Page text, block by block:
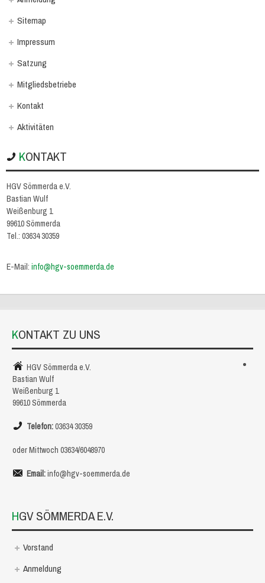
Sitemap
Impressum
Satzung
Mitgliedsbetriebe
Kontakt
Aktivitäten
KONTAKT
HGV Sömmerda e.V.
Bastian Wulf
Weißenburg 1
99610 Sömmerda
Tel.: 03634 30359
E-Mail: info@hgv-soemmerda.de
KONTAKT ZU UNS
HGV Sömmerda e.V.
Bastian Wulf
Weißenburg 1
99610 Sömmerda
Telefon:03634 30359
oder Mittwoch 03634/6048970
Email:info@hgv-soemmerda.de
HGV SÖMMERDA E.V.
Vorstand
Anmeldung